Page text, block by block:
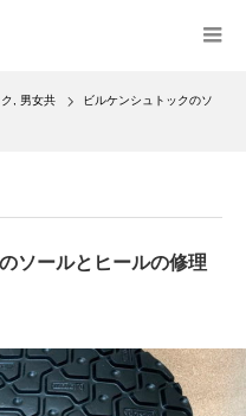
男女共
ビルケンシュトックのソ
ソールとヒールの修理